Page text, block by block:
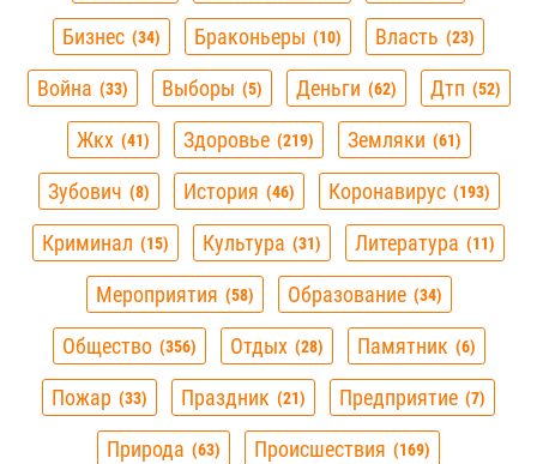
Бизнес 34 Браконьеры 10 Власть 23
Война 33 Выборы 5 Деньги 62 Дтп 52
Жкх 41 Здоровье 219 Земляки 61
Зубович 8 История 46 Коронавирус 193
Криминал 15 Культура 31 Литература 11
Мероприятия 58 Образование 34
Общество 356 Отдых 28 Памятник 6
Пожар 33 Праздник 21 Предприятие 7
Природа 63 Происшествия 169